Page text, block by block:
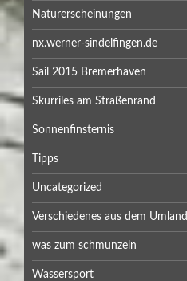
Naturerscheinungen
nx.werner-sindelfingen.de
Sail 2015 Bremerhaven
Skurriles am Straßenrand
Sonnenfinsternis
Tipps
Uncategorized
Verschiedenes aus dem Umland
was zum schmunzeln
Wassersport